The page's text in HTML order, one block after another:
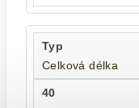
Celková délka